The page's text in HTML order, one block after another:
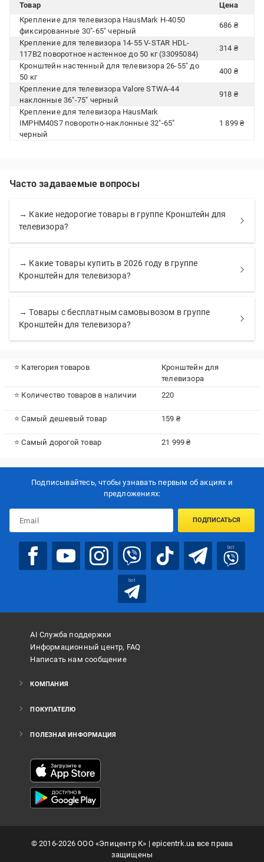
Товар
Цена
Крепление для телевизора HausMark H-4050
фиксированные 30"-65" черный
686 ₴
Крепление для телевизора 14-55 V-STAR HDL-
117B2 поворотное настенное до 50 кг (33095084)
314 ₴
Кронштейн настенный для телевизора 26-55" до
50 кг
400 ₴
Крепление для телевизора Valore STWA-44
наклонные 36"-75" черный
918 ₴
Крепление для телевизора HausMark
IMPHM40S7 поворотно-наклонные 32"-65"
черный
1 899 ₴
Часто задаваемые вопросы
→ Какие недорогие товары в группе Кронштейн для
телевизора?
→ Какие товары купить в 2026 году в группе
Кронштейн для телевизора?
→ Товары с бесплатным самовывозом в группе
Кронштейн для телевизора?
⭐ Категория товаров
Кронштейн для
телевизора
⭐ Количество товаров в наличии
220
⭐ Самый дешевый товар 159 ₴
⭐ Самый дорогой товар 21 999 ₴
Подписывайтесь, чтобы узнавать первым об акцияx и
предложениях:
ПОДПИСАТЬСЯ
bot
bot
AI Служба поддержки
Информационный центр, FAQ
Написать нам сообщение
КОМПАНИЯ
ПОКУПАТЕЛЮ
ПОЛЕЗНАЯ ИНФОРМАЦИЯ
©2016-2026ООО «Эпицентр К» | epicentrk.ua все права
защищены